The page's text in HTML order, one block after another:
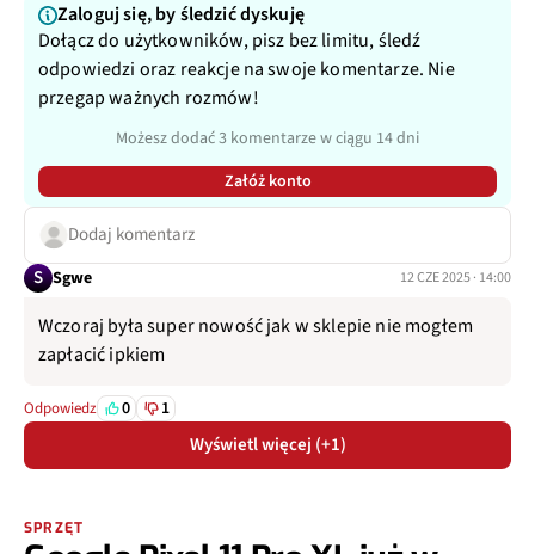
Zaloguj się, by śledzić dyskuję
Dołącz do użytkowników, pisz bez limitu, śledź
odpowiedzi oraz reakcje na swoje komentarze. Nie
przegap ważnych rozmów!
Możesz dodać 3 komentarze w ciągu 14 dni
Załóż konto
Dodaj komentarz
S Sgwe 12 CZE 2025 · 14:00
Wczoraj była super nowość jak w sklepie nie mogłem
zapłacić ipkiem
Odpowiedz 0 1
Wyświetl więcej (+1)
SPRZĘT